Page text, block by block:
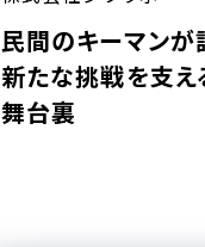
民間のキーマンが
新たな挑戦を支え
舞台裏